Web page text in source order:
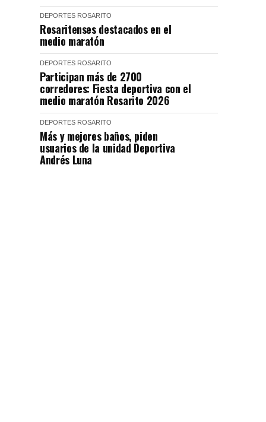
DEPORTES ROSARITO
Rosaritenses destacados en el
medio maratón
DEPORTES ROSARITO
Participan más de 2700
corredores: Fiesta deportiva con el
medio maratón Rosarito 2026
DEPORTES ROSARITO
Más y mejores baños, piden
usuarios de la unidad Deportiva
Andrés Luna